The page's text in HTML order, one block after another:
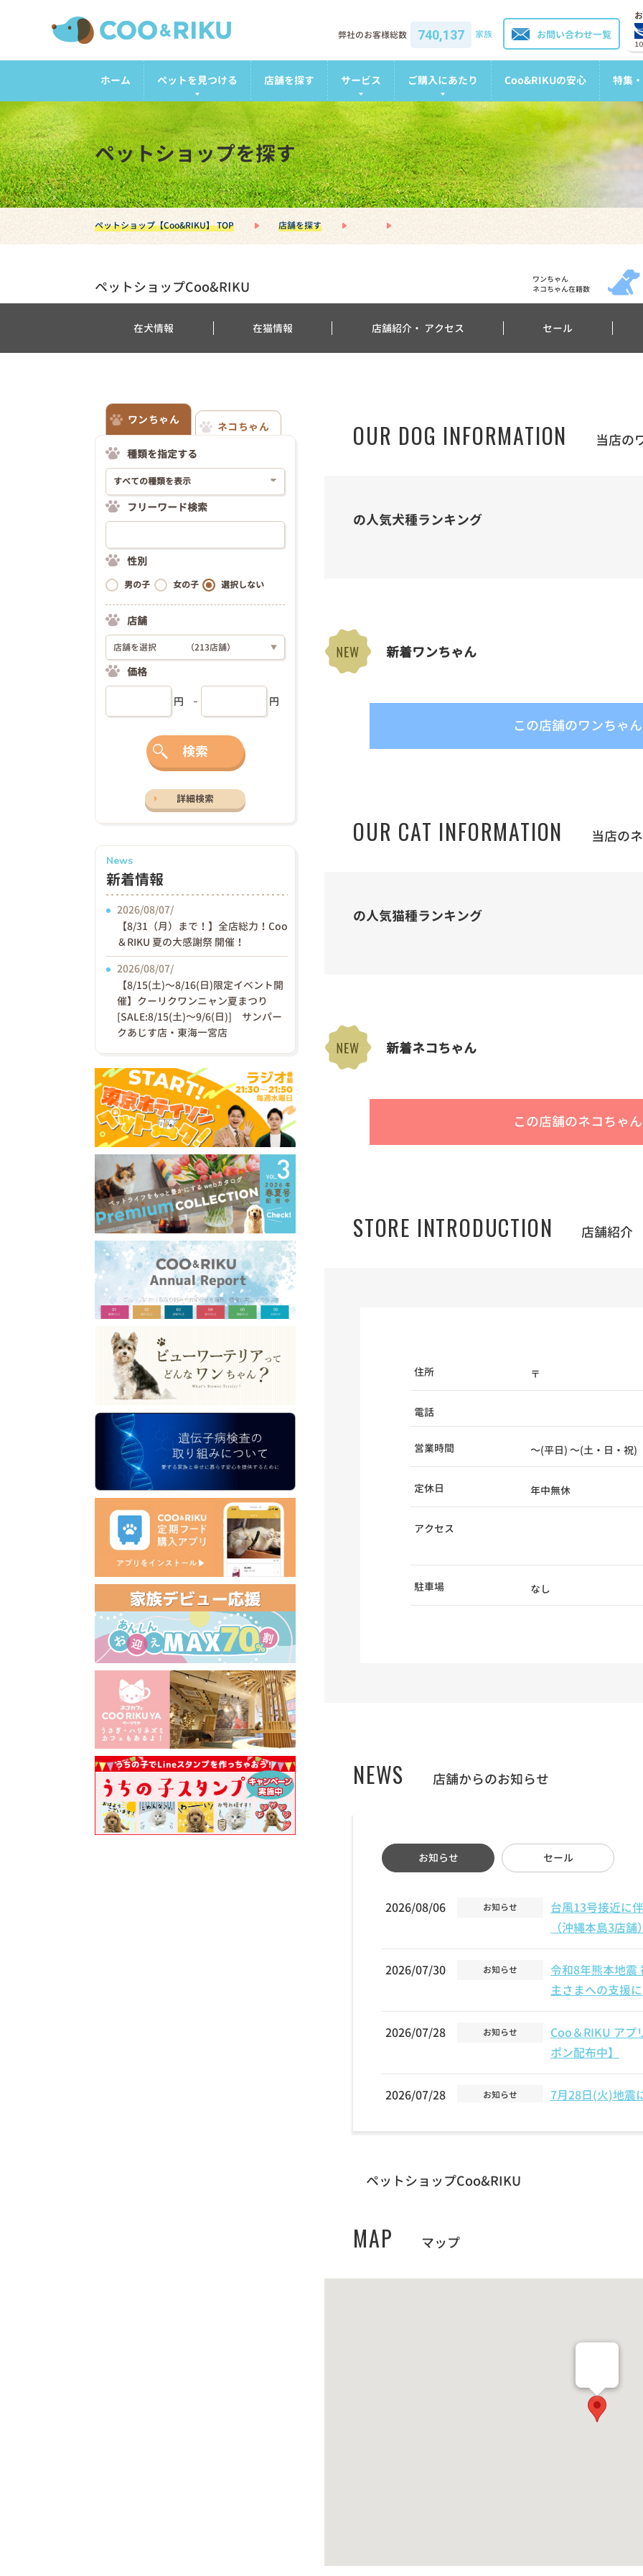
お問い合わせ一覧
弊社のお客様総数 740,137 家族
ホーム ペットを見つける 店舗を探す サービス ご購入にあたり Coo&RIKUの安心 特集
ペットショップを探す
ペットショップ【Coo&RIKU】 TOP 店舗を探す
ペットショップCoo&RIKU
ワンちゃん
ネコちゃん在籍数
在犬情報 在猫情報 店舗紹介・ アクセス セール
OUR DOG INFORMATION 当店の
の人気犬種ランキング
新着ワンちゃん
この店舗のワンちゃ
OUR CAT INFORMATION 当店の
の人気猫種ランキング
新着ネコちゃん
この店舗のネコちゃ
STORE INTRODUCTION 店舗紹介
住所 〒
電話
営業時間 ～(平日) ～(土・日・祝)
定休日 年中無休
アクセス
駐車場 なし
NEWS 店舗からのお知らせ
お知らせ セール
2026/08/06 お知らせ
台風13号接近に
（沖縄本島3店舗
2026/07/30 お知らせ
令和8年熊本地震
主さまへの支援
2026/07/28 お知らせ
Coo＆RIKU アプ
ポン配布中】
2026/07/28 お知らせ
7月28日(火)地震
2026/07/14 お知らせ
2026/07/03
2026/06/18 お知らせ 6/21（日）茶屋
槻店リニューア
6/14（日）阿佐
ペットショップCoo&RIKU
MAP マップ
ワンちゃん
ネコちゃん
種類を指定する
フリーワード検索
性別
男の子 女の子 選択しない
店舗
店舗を選択 （213店舗） ▼
価格
円 円
検索
詳細検索
News
新着情報
2026/08/07/
【8/31（月）まで！】全店総力！Coo
＆RIKU 夏の大感謝祭 開催！
2026/08/07/
【8/15(土)〜8/16(日)限定イベント開
催】クーリクワンニャン夏まつり
[SALE:8/15(土)～9/6(日)] サンパー
クあじす店・東海一宮店